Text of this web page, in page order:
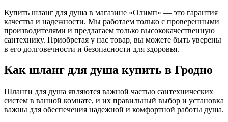
Купить шланг для душа в магазине «Олимп» — это гарантия
качества и надежности. Мы работаем только с проверенными
производителями и предлагаем только высококачественную
сантехнику. Приобретая у нас товар, вы можете быть уверены
в его долговечности и безопасности для здоровья.
Как шланг для душа купить в Гродно
Шланги для душа являются важной частью сантехнических
систем в ванной комнате, и их правильный выбор и установка
важны для обеспечения надежной и комфортной работы душа.